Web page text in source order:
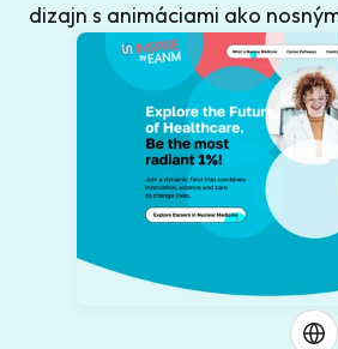
dizajn s animáciami ako